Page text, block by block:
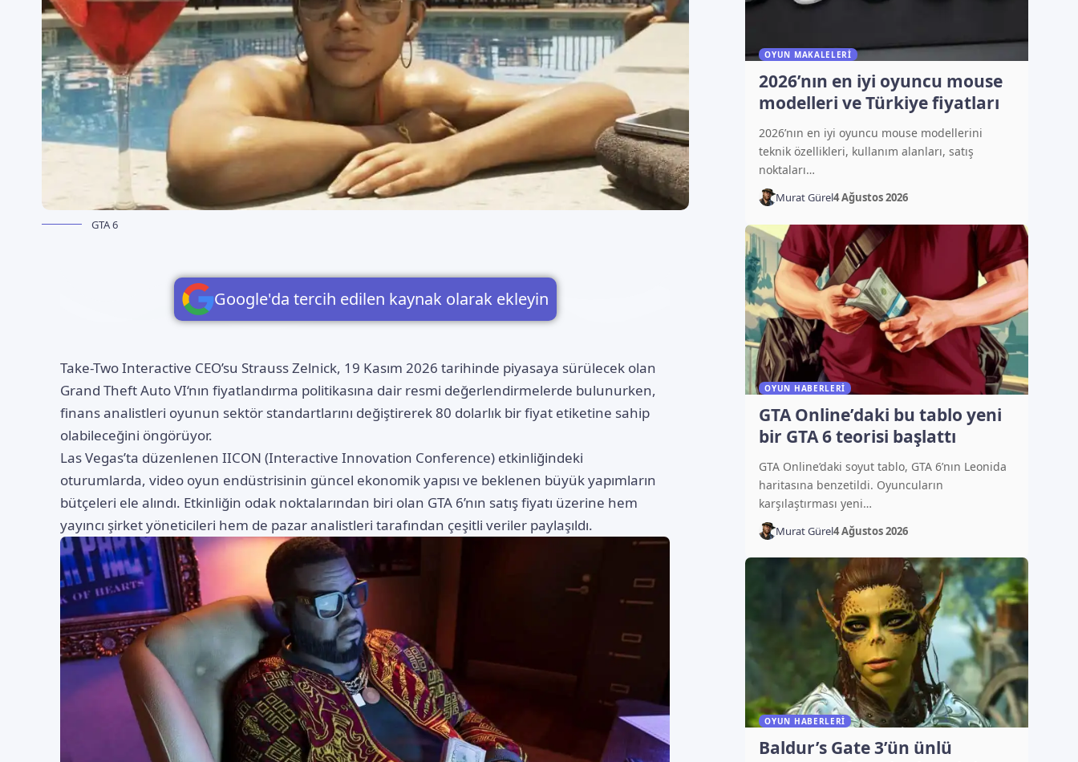
GTA 6
Google'da tercih edilen kaynak olarak ekleyin
Take-Two Interactive CEO’su Strauss Zelnick, 19 Kasım 2026 tarihinde piyasaya sürülecek olan
Grand Theft Auto VI‘nın fiyatlandırma politikasına dair resmi değerlendirmelerde bulunurken,
finans analistleri oyunun sektör standartlarını değiştirerek 80 dolarlık bir fiyat etiketine sahip
olabileceğini öngörüyor.
Las Vegas’ta düzenlenen IICON (Interactive Innovation Conference) etkinliğindeki
oturumlarda, video oyun endüstrisinin güncel ekonomik yapısı ve beklenen büyük yapımların
bütçeleri ele alındı. Etkinliğin odak noktalarından biri olan GTA 6’nın satış fiyatı üzerine hem
yayıncı şirket yöneticileri hem de pazar analistleri tarafından çeşitli veriler paylaşıldı.
OYUN MAKALELERI
2026’nın en iyi oyuncu mouse
modelleri ve Türkiye fiyatları
2026’nın en iyi oyuncu mouse modellerini
teknik özellikleri, kullanım alanları, satış
noktaları…
Murat Gürel4 Ağustos 2026
OYUN HABERLERI
GTA Online’daki bu tablo yeni
bir GTA 6 teorisi başlattı
GTA Online’daki soyut tablo, GTA 6’nın Leonida
haritasına benzetildi. Oyuncuların
karşılaştırması yeni…
Murat Gürel4 Ağustos 2026
OYUN HABERLERI
Baldur’s Gate 3’ün ünlü